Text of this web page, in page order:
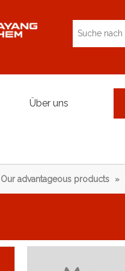
Über uns
Our advantageous products »